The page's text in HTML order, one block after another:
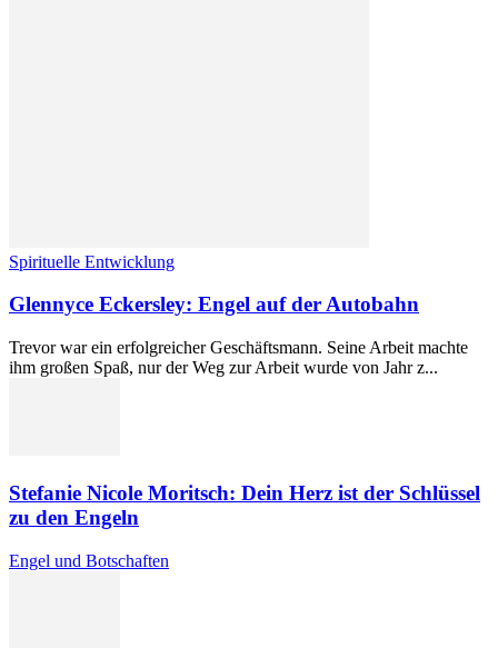
Spirituelle Entwicklung
Glennyce Eckersley: Engel auf der Autobahn
Trevor war ein erfolgreicher Geschäftsmann. Seine Arbeit machte
ihm großen Spaß, nur der Weg zur Arbeit wurde von Jahr z...
Stefanie Nicole Moritsch: Dein Herz ist der Schlüssel
zu den Engeln
Engel und Botschaften